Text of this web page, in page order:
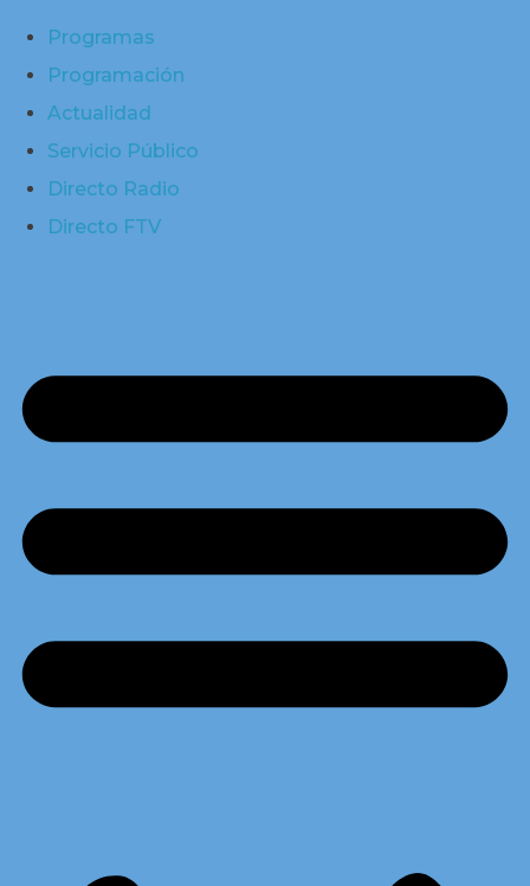
Programas
Programación
Actualidad
Servicio Público
Directo Radio
Directo FTV